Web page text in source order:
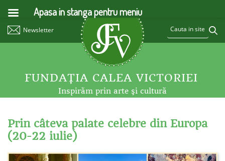
Newsletter
FUNDAŢIA CALEA VICTORIEI
Inspirăm prin arte şi cultură
Prin câteva palate celebre din Europa
(20-22 iulie)
Apasa in stanga pentru meniu